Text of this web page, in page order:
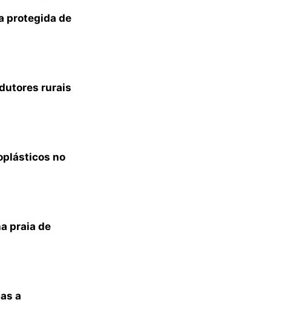
protegida de
rurais
no
praia de
a